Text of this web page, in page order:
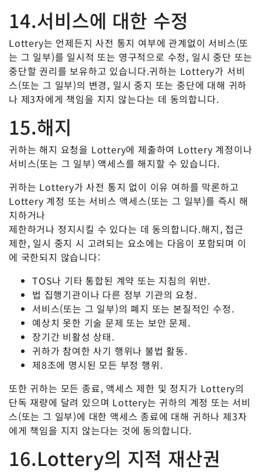
14.서비스에 대한 수정
Lottery는 언제든지 사전 통지 여부에 관계없이 서비스(또
는 그 일부)를 일시적 또는 영구적으로 수정, 일시 중단 또는
중단할 권리를 보유하고 있습니다.귀하는 Lottery가 서비
스(또는 그 일부)의 변경, 일시 중지 또는 중단에 대해 귀하
나 제3자에게 책임을 지지 않는다는 데 동의합니다.
15.해지
귀하는 해지 요청을 Lottery에 제출하여 Lottery 계정이나
서비스(또는 그 일부) 액세스를 해지할 수 있습니다.
귀하는 Lottery가 사전 통지 없이 이유 여하를 막론하고
Lottery 계정 또는 서비스 액세스(또는 그 일부)를 즉시 해
지하거나
제한하거나 정지시킬 수 있다는 데 동의합니다.해지, 접근
제한, 일시 중지 시 고려되는 요소에는 다음이 포함되며 이
에 국한되지 않습니다:
TOS나 기타 통합된 계약 또는 지침의 위반.
법 집행기관이나 다른 정부 기관의 요청.
서비스(또는 그 일부)의 폐지 또는 본질적인 수정.
예상치 못한 기술 문제 또는 보안 문제.
장기간 비활성 상태.
귀하가 참여한 사기 행위나 불법 활동.
제8조에 명시된 모든 부정 행위.
또한 귀하는 모든 종료, 액세스 제한 및 정지가 Lottery의
단독 재량에 달려 있으며 Lottery는 귀하의 계정 또는 서비
스(또는 그 일부)에 대한 액세스 종료에 대해 귀하나 제3자
에게 책임을 지지 않는다는 것에 동의합니다.
16.Lottery의 지적 재산권